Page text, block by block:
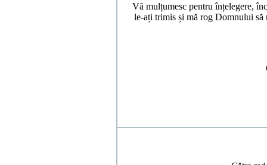
Vă mulțumesc pentru înțelegere,
le-ați trimis și mă rog Domnului să